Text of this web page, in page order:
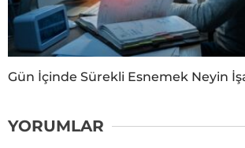
Gün İçinde Sürekli Esnemek Neyin
YORUMLAR